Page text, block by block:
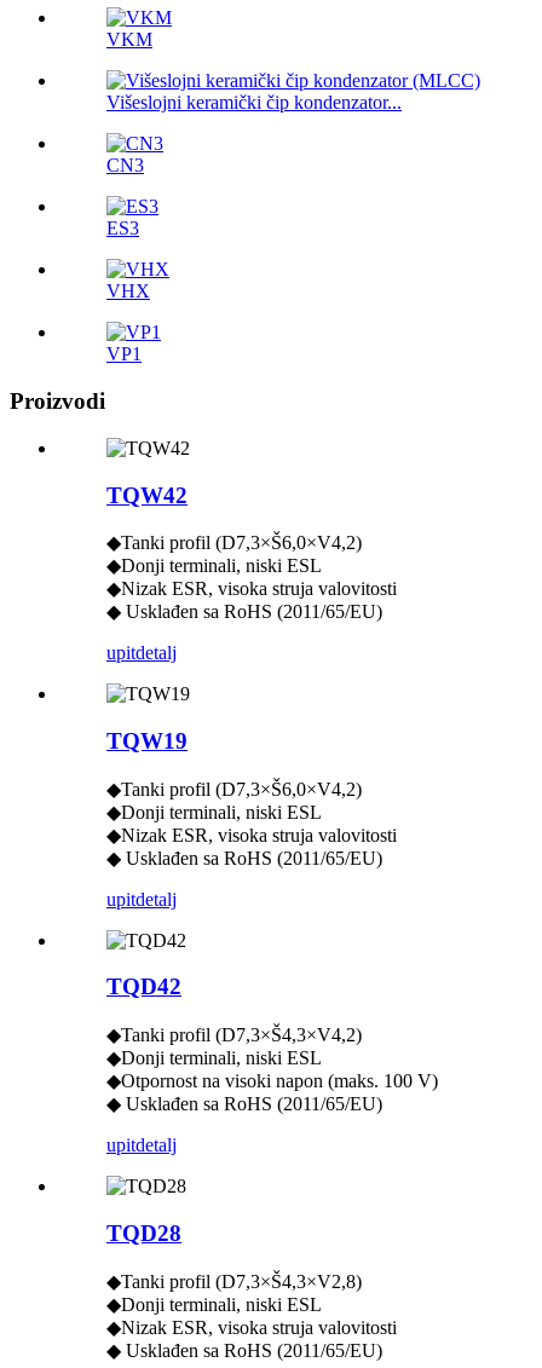
VKM
Višeslojni keramički čip kondenzator...
CN3
ES3
VHX
VP1
Proizvodi
TQW42
◆Tanki profil (D7,3×Š6,0×V4,2)
◆Donji terminali, niski ESL
◆Nizak ESR, visoka struja valovitosti
◆ Usklađen sa RoHS (2011/65/EU)
upitdetalj
TQW19
◆Tanki profil (D7,3×Š6,0×V4,2)
◆Donji terminali, niski ESL
◆Nizak ESR, visoka struja valovitosti
◆ Usklađen sa RoHS (2011/65/EU)
upitdetalj
TQD42
◆Tanki profil (D7,3×Š4,3×V4,2)
◆Donji terminali, niski ESL
◆Otpornost na visoki napon (maks. 100 V)
◆ Usklađen sa RoHS (2011/65/EU)
upitdetalj
TQD28
◆Tanki profil (D7,3×Š4,3×V2,8)
◆Donji terminali, niski ESL
◆Nizak ESR, visoka struja valovitosti
◆ Usklađen sa RoHS (2011/65/EU)